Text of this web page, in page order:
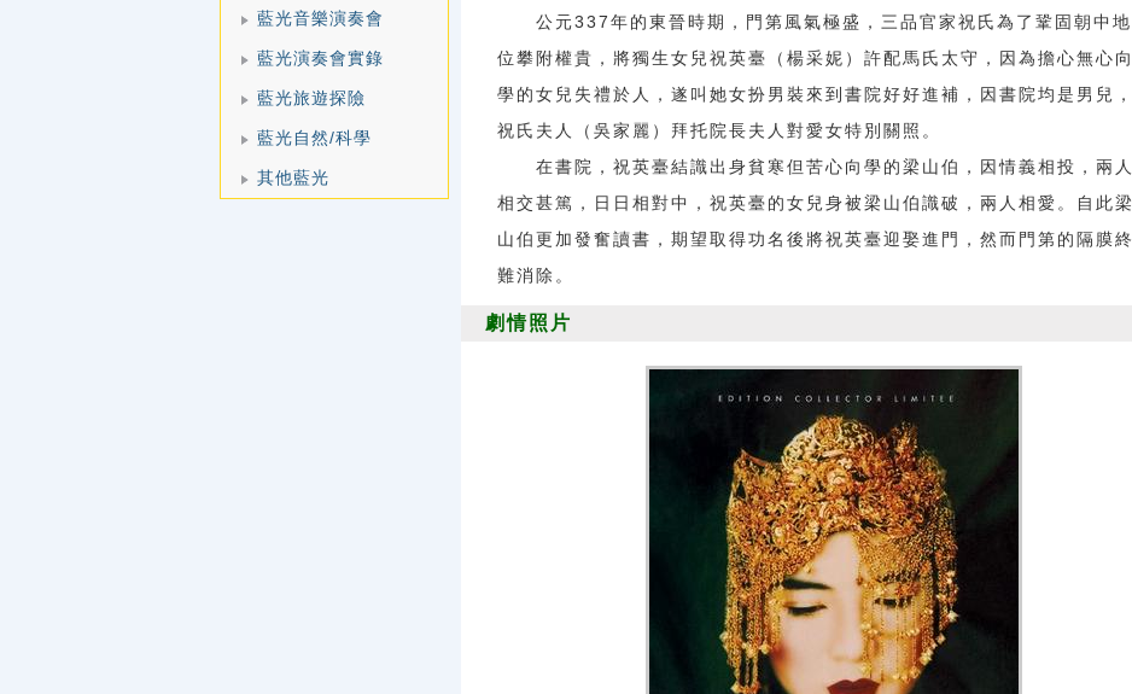
藍光音樂演奏會
藍光演奏會實錄
藍光旅遊探險
藍光自然/科學
其他藍光
公元337年的東晉時期，門第風氣極盛，三品官家祝氏為了鞏固朝中地
位攀附權貴，將獨生女兒祝英臺（楊采妮）許配馬氏太守，因為擔心無心向
學的女兒失禮於人，遂叫她女扮男裝來到書院好好進補，因書院均是男兒，
祝氏夫人（吳家麗）拜托院長夫人對愛女特別關照。
在書院，祝英臺結識出身貧寒但苦心向學的梁山伯，因情義相投，兩人
相交甚篤，日日相對中，祝英臺的女兒身被梁山伯識破，兩人相愛。自此梁
山伯更加發奮讀書，期望取得功名後將祝英臺迎娶進門，然而門第的隔膜終
難消除。
劇情照片